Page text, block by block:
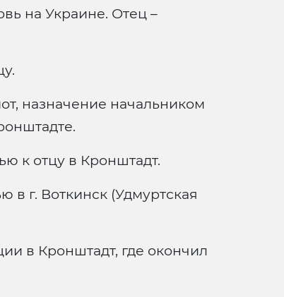
на Украине. Отец –
назначение начальником
к отцу в Кронштадт.
в г. Воткинск (Удмуртская
в Кронштадт, где окончил